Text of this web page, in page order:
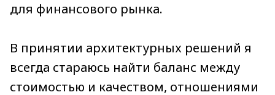
для финансового рынка.
В принятии архитектурных решений я
всегда стараюсь найти баланс между
стоимостью и качеством, отношениями